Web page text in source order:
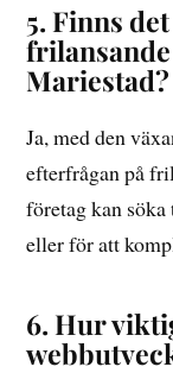
5. Finns
Mariestad?
Ja, med den
efterfrågan på
företag kan
eller för att
6. Hur